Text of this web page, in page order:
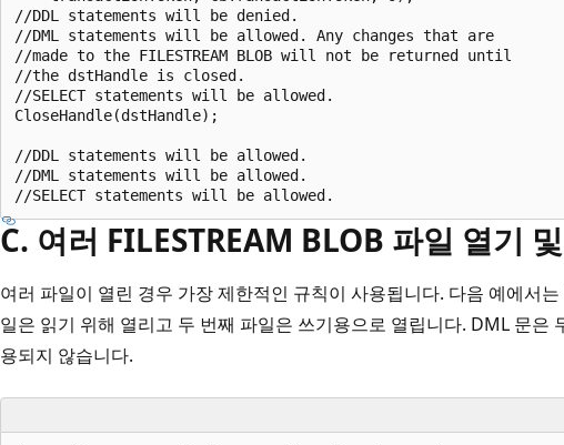
//DDL statements will be denied.
//DML statements will be allowed. Any changes that are
//made to the FILESTREAM BLOB will not be returned until
//the dstHandle is closed.
//SELECT statements will be allowed.
CloseHandle(dstHandle);
//DDL statements will be allowed.
//DML statements will be allowed.
C. 여러 FILESTREAM BLOB 파일 열기
여러 파일이 열린 경우 가장 제한적인 규칙이 사용됩니다. 다음 예에서
일은 읽기 위해 열리고 두 번째 파일은 쓰기용으로 열립니다. DML 문은
용되지 않습니다.